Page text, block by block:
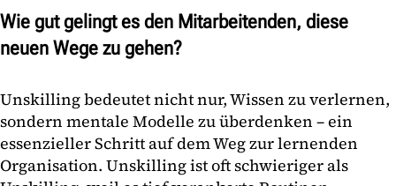
Wie gut gelingt es den Mitarbeitenden, diese
neuen Wege zu gehen?
Unskilling bedeutet nicht nur, Wissen zu verlernen,
sondern mentale Modelle zu überdenken – ein
essenzieller Schritt auf dem Weg zur lernenden
Organisation. Unskilling ist oft schwieriger als